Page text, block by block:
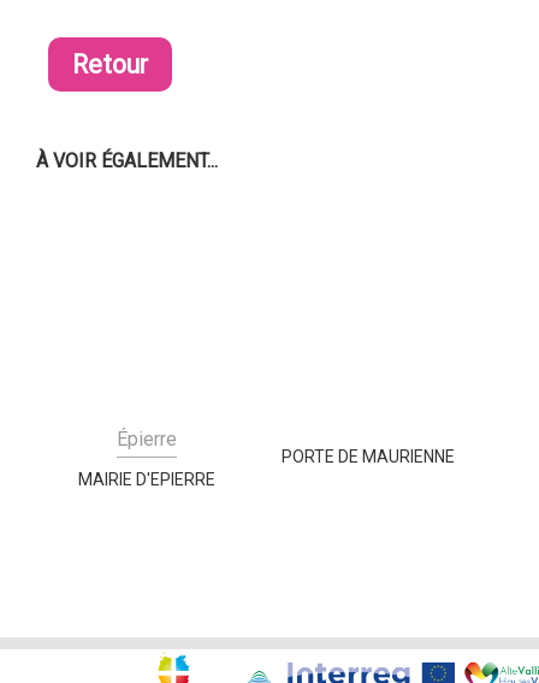
Retour
À VOIR ÉGALEMENT...
Épierre
MAIRIE D'EPIERRE
PORTE DE MAURIENNE